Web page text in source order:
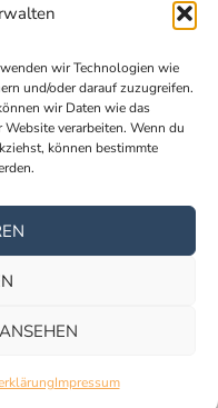
wir Technologien wie
und/oder darauf zuzugreifen.
wir Daten wie das
verarbeiten. Wenn du
können bestimmte
Impressum